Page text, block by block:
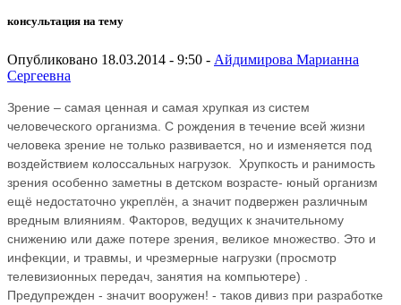
консультация на тему
Опубликовано 18.03.2014 - 9:50 - Айдимирова Марианна
Сергеевна
Зрение – самая ценная и самая хрупкая из систем
человеческого организма. С рождения в течение всей жизни
человека зрение не только развивается, но и изменяется под
воздействием колоссальных нагрузок. Хрупкость и ранимость
зрения особенно заметны в детском возрасте- юный организм
ещё недостаточно укреплён, а значит подвержен различным
вредным влияниям. Факторов, ведущих к значительному
снижению или даже потере зрения, великое множество. Это и
инфекции, и травмы, и чрезмерные нагрузки (просмотр
телевизионных передач, занятия на компьютере) .
Предупрежден - значит вооружен! - таков дивиз при разработке